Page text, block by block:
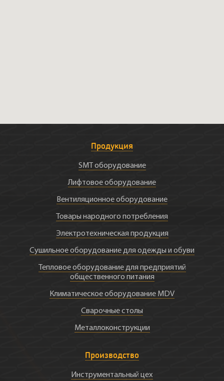
Продукция
SMT оборудование
Лифтовое оборудование
Вентиляционное оборудование
Товары народного потребления
Электротехническая продукция
Сушильное оборудование для одежды и обуви
Тепловое оборудование для предприятий
общественного питания
Климатическое оборудование MDV
Сварочные столы
Металлоконструкции
Производство
Инструментальный цех